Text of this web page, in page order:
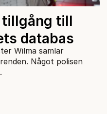
tillgång till
databas
Wilma samlar
Något polisen